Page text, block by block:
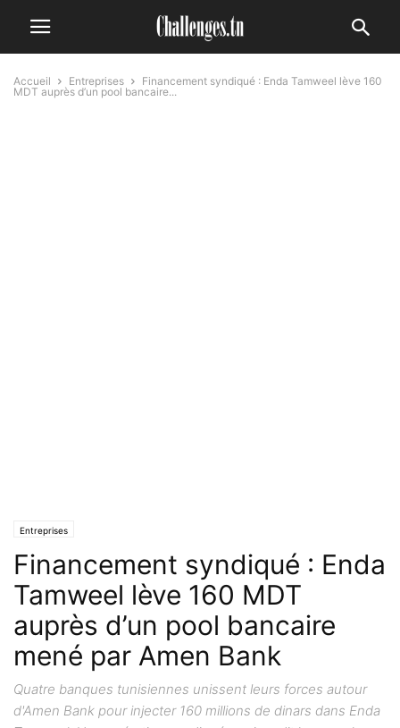
Accueil Entreprises
Financement syndiqué : Enda Tamweel lève 160
MDT auprès d’un pool bancaire...
Entreprises
Financement syndiqué : Enda
Tamweel lève 160 MDT
auprès d’un pool bancaire
mené par Amen Bank
Quatre banques tunisiennes unissent leurs forces autour
d'Amen Bank pour injecter 160 millions de dinars dans Enda